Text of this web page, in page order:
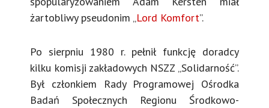
żartobliwy pseudonim „Lord Komfort”.
Po sierpniu 1980 r. pełnił funkcję doradcy
kilku komisji zakładowych NSZZ „Solidarność”.
Był członkiem Rady Programowej Ośrodka
Badań Społecznych Regionu Środkowo-